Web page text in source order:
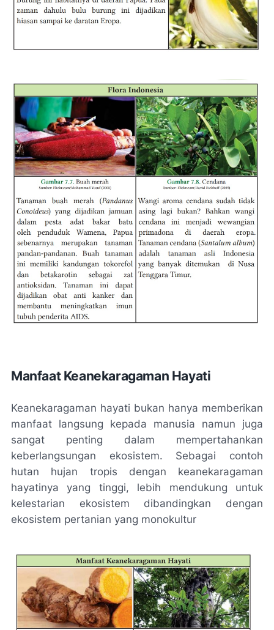
Manfaat Keanekaragaman Hayati
Keanekaragaman hayati bukan hanya memberikan
manfaat langsung kepada manusia namun juga
sangat penting dalam mempertahankan
keberlangsungan ekosistem. Sebagai contoh
hutan hujan tropis dengan keanekaragaman
hayatinya yang tinggi, lebih mendukung untuk
kelestarian ekosistem dibandingkan dengan
ekosistem pertanian yang monokultur